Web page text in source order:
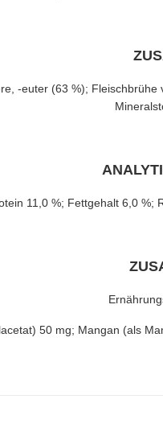
-euter (63 %);
11,0 %; Fettgehalt 6,0 %;
50 mg; Mangan (als